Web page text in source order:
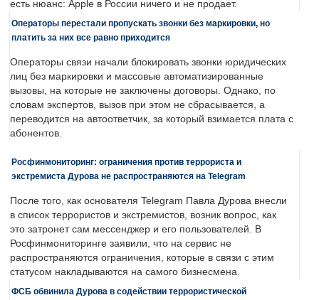
есть нюанс: Apple в России ничего и не продает.
Операторы перестали пропускать звонки без маркировки, но
платить за них все равно приходится
Операторы связи начали блокировать звонки юридических
лиц без маркировки и массовые автоматизированные
вызовы, на которые не заключены договоры. Однако, по
словам экспертов, вызов при этом не сбрасывается, а
переводится на автоответчик, за который взимается плата с
абонентов.
Росфинмониторинг: ограничения против террориста и
экстремиста Дурова не распространяются на Telegram
После того, как основателя Telegram Павла Дурова внесли
в список террористов и экстремистов, возник вопрос, как
это затронет сам мессенджер и его пользователей. В
Росфинмониторинге заявили, что на сервис не
распространяются ограничения, которые в связи с этим
статусом накладываются на самого бизнесмена.
ФСБ обвинила Дурова в содействии террористической